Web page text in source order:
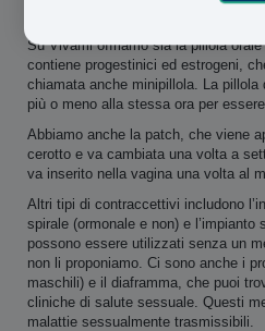
Su Vivami offriamo sia la pillola
contiene progestinici ed estrogeni,
chiamata anche minipillola. La
più o meno alla stessa ora per
Abbiamo anche la patch, che viene
cerotto e va cambiata una volta a
va inserito nella vagina una volta al
Altri tipi di contraccettivi includono
spirale (ormonale e non) e
possono essere utilizzati senza un
non li proponiamo. Ci sono anche i
maschili) e il diaframma, che puoi
cliniche di salute sessuale. Questi
malattie sessualmente trasmissibili.